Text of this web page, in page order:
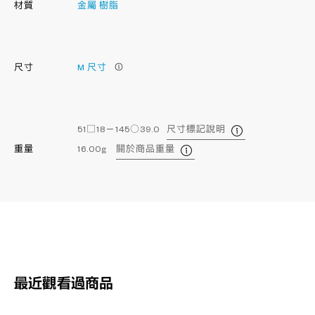
材質 金屬 樹脂
尺寸 M 尺寸
51□18－145○39.0 尺寸標記說明
重量 16.00g 關於商品重量
最近觀看過商品